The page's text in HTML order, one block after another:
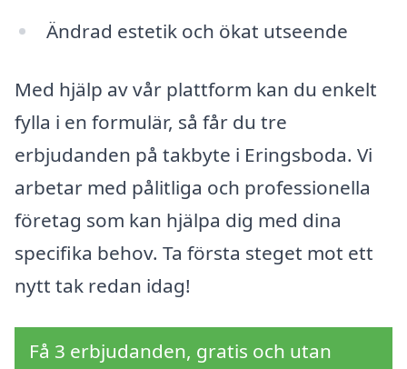
Ändrad estetik och ökat utseende
Med hjälp av vår plattform kan du enkelt
fylla i en formulär, så får du tre
erbjudanden på takbyte i Eringsboda. Vi
arbetar med pålitliga och professionella
företag som kan hjälpa dig med dina
specifika behov. Ta första steget mot ett
nytt tak redan idag!
Få 3 erbjudanden, gratis och utan